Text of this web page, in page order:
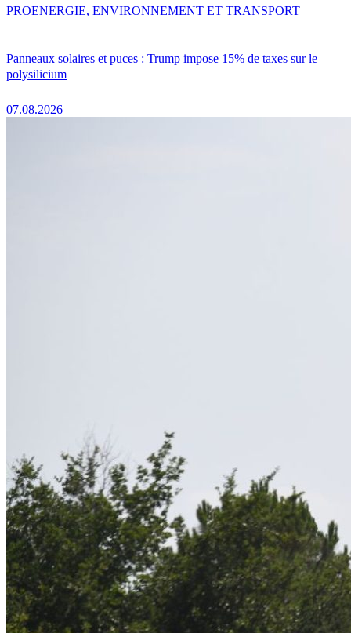
Panneaux solaires et puces : Trump impose 15% de taxes sur le
polysilicium
07.08.2026
PROENERGIE, ENVIRONNEMENT ET TRANSPORT